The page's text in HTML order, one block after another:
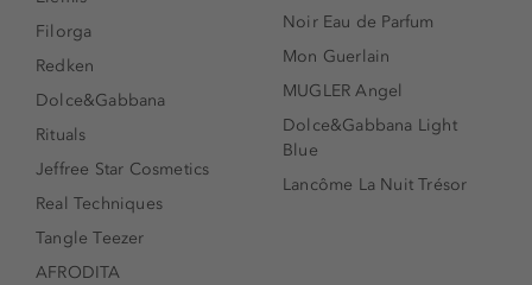
Filorga
Redken
Dolce&Gabbana
Rituals
Jeffree Star Cosmetics
Real Techniques
Tangle Teezer
AFRODITA
Noir Eau de Parfum
Mon Guerlain
MUGLER Angel
Dolce&Gabbana Light
Blue
Lancôme La Nuit Trésor